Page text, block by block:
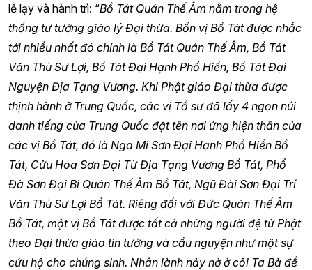
lễ lạy và hành trì: “Bồ Tát Quán Thế Âm nằm trong hệ
thống tư tưởng giáo lý Đại thừa. Bốn vị Bồ Tát được nhắc
tới nhiều nhất đó chính là Bồ Tát Quán Thế Âm, Bồ Tát
Văn Thù Sư Lợi, Bồ Tát Đại Hạnh Phổ Hiền, Bồ Tát Đại
Nguyện Địa Tạng Vương. Khi Phật giáo Đại thừa được
thịnh hành ở Trung Quốc, các vị Tổ sư đã lấy 4 ngọn núi
danh tiếng của Trung Quốc đặt tên nơi ứng hiện thân của
các vị Bồ Tát, đó là Nga Mi Sơn Đại Hạnh Phổ Hiền Bồ
Tát, Cửu Hoa Sơn Đại Từ Địa Tạng Vương Bồ Tát, Phổ
Đà Sơn Đại Bi Quán Thế Âm Bồ Tát, Ngũ Đài Sơn Đại Trí
Văn Thù Sư Lợi Bồ Tát. Riêng đối với Đức Quán Thế Âm
Bồ Tát, một vị Bồ Tát được tất cả những người đệ tử Phật
theo Đại thừa giáo tin tưởng và cầu nguyện như một sự
cứu hộ cho chúng sinh. Nhân lành nảy nở ở cõi Ta Bà để